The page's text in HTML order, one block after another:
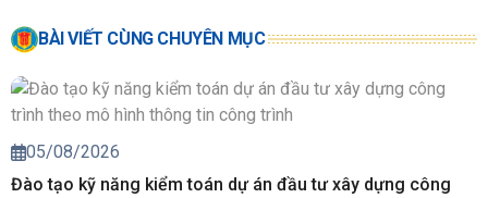
BÀI VIẾT CÙNG CHUYÊN MỤC
05/08/2026
Đào tạo kỹ năng kiểm toán dự án đầu tư xây dựng công